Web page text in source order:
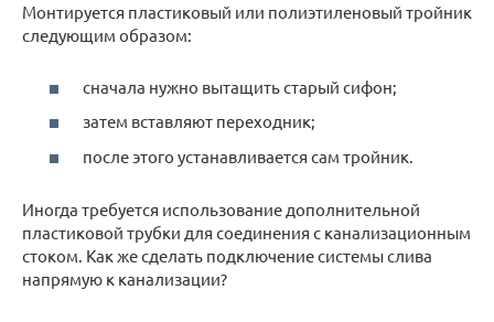
Монтируется пластиковый или полиэтиленовый тройник
следующим образом:
сначала нужно вытащить старый сифон;
затем вставляют переходник;
после этого устанавливается сам тройник.
Иногда требуется использование дополнительной
пластиковой трубки для соединения с канализационным
стоком. Как же сделать подключение системы слива
напрямую к канализации?